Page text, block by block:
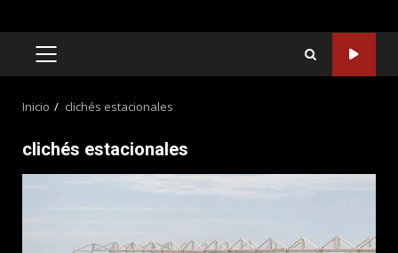
MENÚ
Inicio clichés estacionales
clichés estacionales